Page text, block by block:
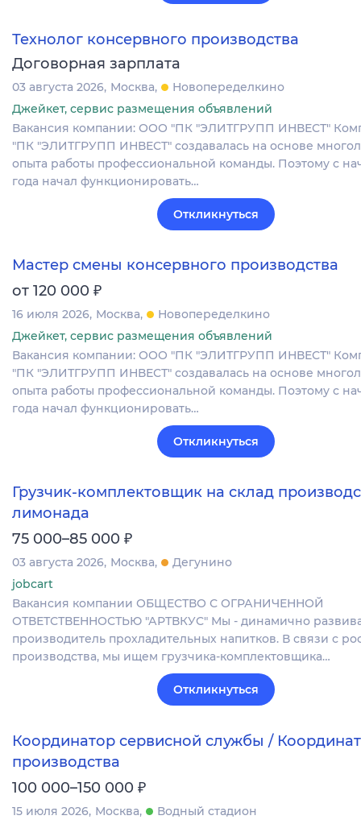
Технолог консервного производства
Договорная зарплата
03 августа 2026 Москва
Новопеределкино
Джейкет, сервис размещения объявлений
Вакансия компании: ООО "ПК "ЭЛИТГРУПП ИНВЕСТ"
"ПК "ЭЛИТГРУПП ИНВЕСТ" создавалась на основе
опыта работы профессиональной команды. Поэтому с
года начал функционировать…
Откликнуться
Мастер смены консервного производства
от 120 000 ₽
16 июля 2026 Москва
Новопеределкино
Джейкет, сервис размещения объявлений
Вакансия компании: ООО "ПК "ЭЛИТГРУПП ИНВЕСТ"
"ПК "ЭЛИТГРУПП ИНВЕСТ" создавалась на основе
опыта работы профессиональной команды. Поэтому с
года начал функционировать…
Откликнуться
Грузчик-комплектовщик на склад
лимонада
75 000–85 000 ₽
03 августа 2026 Москва
Дегунино
jobcart
Вакансия компании ОБЩЕСТВО С ОГРАНИЧЕННОЙ
ОТВЕТСТВЕННОСТЬЮ "АРТВКУС" Мы - динамично
производитель прохладительных напитков. В связи с
производства, мы ищем грузчика-комплектовщика…
Откликнуться
Координатор сервисной службы /
производства
100 000–150 000 ₽
15 июля 2026 Москва
Водный стадион